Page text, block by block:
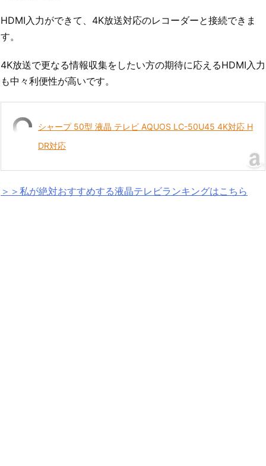
HDMI入力ができて、4K放送対応のレコーダーと接続できま
す。
4K放送で更なる情報収集をしたい方の期待に応えるHDMI入力
も中々利便性が高いです。
シャープ 50型 液晶 テレビ AQUOS LC-50U45 4K対応 H
DR対応
＞＞私が絶対おすすめする液晶テレビランキングはこちら